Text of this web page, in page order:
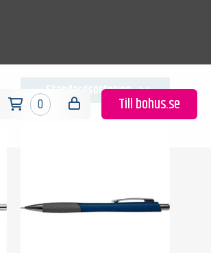
0 Till bohus.se
Standardsortering